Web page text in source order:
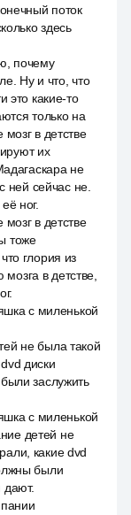
поток
здесь
почему
Ну и что, что
это какие-то
только на
в детстве
их
не
ней сейчас не.
ног.
в детстве
тоже
глория из
в детстве,
с миленькой
не была такой
диски
заслужить
с миленькой
детей не
какие dvd
были
дают.